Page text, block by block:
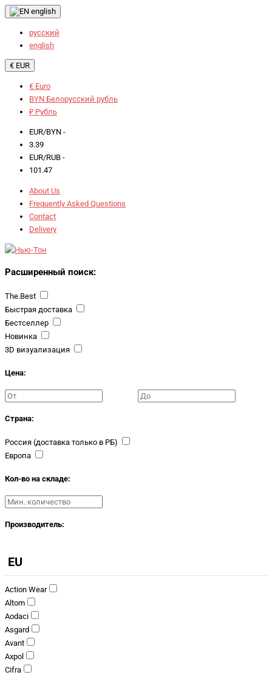
english
русский
english
€ EUR
€ Euro
BYN Белорусский рубль
₽ Рубль
EUR/BYN -
3.39
EUR/RUB -
101.47
About Us
Frequently Asked Questions
Contact
Delivery
Расширенный поиск:
The.Best
Быстрая доставка
Бестселлер
Новинка
3D визуализация
Цена:
Страна:
Россия (доставка только в РБ)
Европа
Кол-во на складе:
Производитель:
EU
Action Wear
Altom
Aodaci
Asgard
Avant
Axpol
Cifra